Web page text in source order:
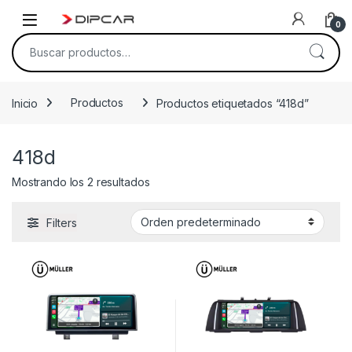
0
Buscar por:
Inicio Productos Productos etiquetados “418d”
418d
Mostrando los 2 resultados
Filters